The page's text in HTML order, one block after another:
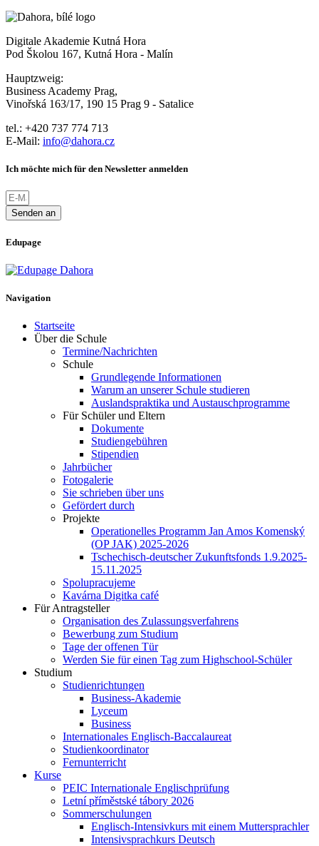
Digitale Akademie Kutná Hora
Pod Školou 167, Kutná Hora - Malín
Hauptzweig:
Business Academy Prag,
Vinořská 163/17, 190 15 Prag 9 - Satalice
tel.: +420 737 774 713
E-Mail: info@dahora.cz
Ich möchte mich für den Newsletter anmelden
Senden an
Edupage
Navigation
Startseite
Über die Schule
Termine/Nachrichten
Schule
Grundlegende Informationen
Warum an unserer Schule studieren
Auslandspraktika und Austauschprogramme
Für Schüler und Eltern
Dokumente
Studiengebühren
Stipendien
Jahrbücher
Fotogalerie
Sie schrieben über uns
Gefördert durch
Projekte
Operationelles Programm Jan Amos Komenský
(OP JAK) 2025-2026
Tschechisch-deutscher Zukunftsfonds 1.9.2025-
15.11.2025
Spolupracujeme
Kavárna Digitka café
Für Antragsteller
Organisation des Zulassungsverfahrens
Bewerbung zum Studium
Tage der offenen Tür
Werden Sie für einen Tag zum Highschool-Schüler
Studium
Studienrichtungen
Business-Akademie
Lyceum
Business
Internationales Englisch-Baccalaureat
Studienkoordinator
Fernunterricht
Kurse
PEIC Internationale Englischprüfung
Letní příměstské tábory 2026
Sommerschulungen
Englisch-Intensivkurs mit einem Muttersprachler
Intensivsprachkurs Deutsch